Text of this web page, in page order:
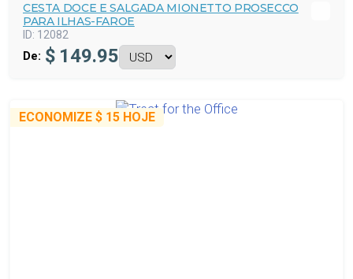
CESTA DOCE E SALGADA MIONETTO PROSECCO
PARA ILHAS-FAROE
ID: 12082
De: $ 149.95
ECONOMIZE $ 15 HOJE